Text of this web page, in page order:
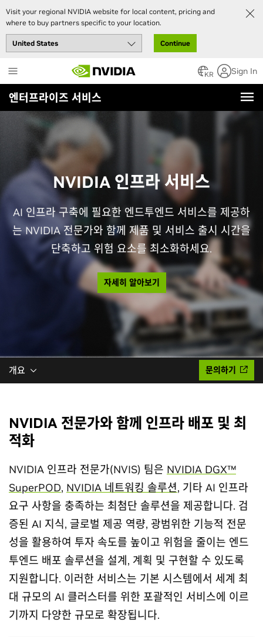
Visit your regional NVIDIA website for local content, pricing and
where to buy partners specific to your location.
Continue
to
main
content
KR Sign In
엔터프라이즈 서비스
NVIDIA 인프라 서비스
AI 인프라 구축에 필요한 엔드투엔드 서비스를 제공하
는 NVIDIA 전문가와 함께 제품 및 서비스 출시 시간을
단축하고 위험 요소를 최소화하세요.
자세히 알아보기
개요 문의하기
NVIDIA 전문가와 함께 인프라 배포 및 최
적화
NVIDIA 인프라 전문가(NVIS) 팀은 NVIDIA DGX™
SuperPOD, NVIDIA 네트워킹 솔루션, 기타 AI 인프라
요구 사항을 충족하는 최첨단 솔루션을 제공합니다. 검
증된 AI 지식, 글로벌 제공 역량, 광범위한 기능적 전문
성을 활용하여 투자 속도를 높이고 위험을 줄이는 엔드
투엔드 배포 솔루션을 설계, 계획 및 구현할 수 있도록
지원합니다. 이러한 서비스는 기본 시스템에서 세계 최
대 규모의 AI 클러스터를 위한 포괄적인 서비스에 이르
기까지 다양한 규모로 확장됩니다.